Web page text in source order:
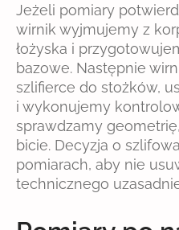
Jeżeli pomiary
wirnik wyjmujemy z
łożyska i
bazowe. Następnie
szlifierce do stożków,
i wykonujemy
sprawdzamy
bicie. Decyzja o
pomiarach, aby nie
technicznego